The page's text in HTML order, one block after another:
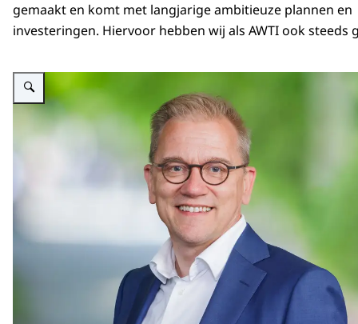
gemaakt en komt met langjarige ambitieuze plannen en
investeringen. Hiervoor hebben wij als AWTI ook steeds
Vergroot afbeelding Eppo Bruins, voorzitter AWTI